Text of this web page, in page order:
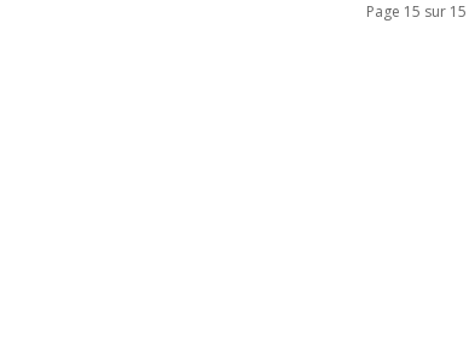
Page 15 sur 15